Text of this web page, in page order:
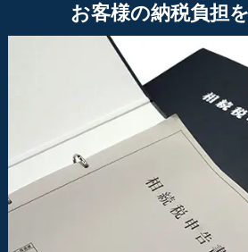
お客様の納税負担